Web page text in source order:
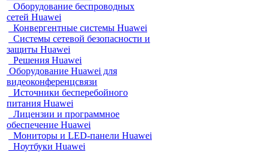
Оборудование беспроводных
сетей Huawei
Конвергентные системы Huawei
Системы сетевой безопасности и
защиты Huawei
Решения Huawei
Оборудование Huawei для
видеоконференцсвязи
Источники бесперебойного
питания Huawei
Лицензии и программное
обеспечение Huawei
Мониторы и LED-панели Huawei
Ноутбуки Huawei